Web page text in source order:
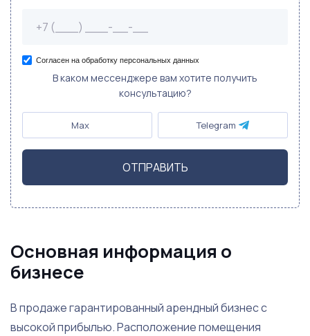
Согласен на обработку персональных данных
В каком мессенджере вам хотите получить
консультацию?
Max Telegram
ОТПРАВИТЬ
Основная информация о
бизнесе
В продаже гарантированный арендный бизнес с
высокой прибылью. Расположение помещения